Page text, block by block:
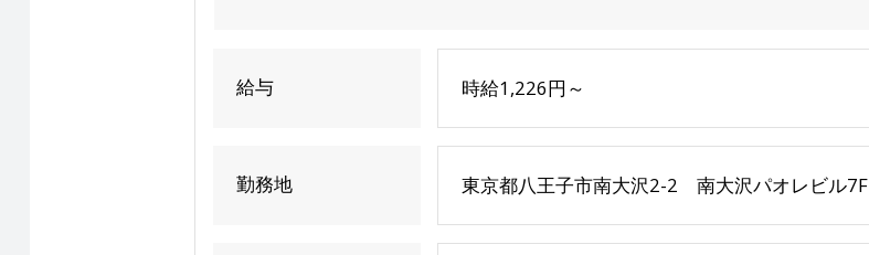
給与 時給1,226円～
勤務地 東京都八王子市南大沢2-2 南大沢パオレビル7F